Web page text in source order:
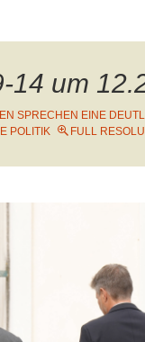
14 um
SPRECHEN EINE
POLITIK
FULL